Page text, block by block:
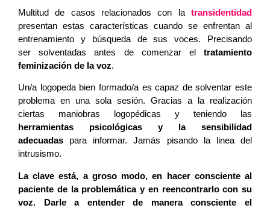
Multitud de casos relacionados con la transidentidad
presentan estas características cuando se enfrentan al
entrenamiento y búsqueda de sus voces. Precisando
ser solventadas antes de comenzar el tratamiento
feminización de la voz.
Un/a logopeda bien formado/a es capaz de solventar este
problema en una sola sesión. Gracias a la realización
ciertas maniobras logopédicas y teniendo las
herramientas psicológicas y la sensibilidad
adecuadas para informar. Jamás pisando la linea del
intrusismo.
La clave está, a groso modo, en hacer consciente al
paciente de la problemática y en reencontrarlo con su
voz. Darle a entender de manera consciente el